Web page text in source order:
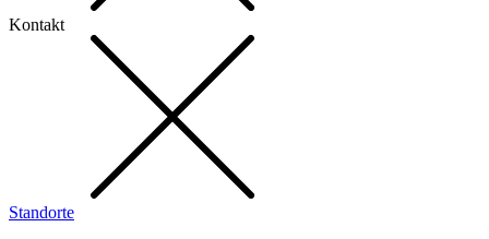
Kontakt
Standorte